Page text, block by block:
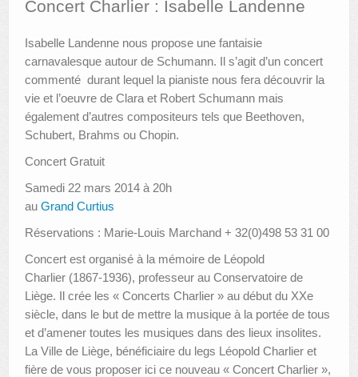
ANIMATIONS DES MUSÉES
PUBLICATIONS
LES APPELS À PROJETS
LE PORTAIL DES COLLECTIONS
Concert Charlier : Isabelle Landenne
Isabelle Landenne nous propose une fantaisie
carnavalesque autour de Schumann. Il s’agit d’un concert
commenté durant lequel la pianiste nous fera découvrir la
vie et l’oeuvre de Clara et Robert Schumann mais
également d’autres compositeurs tels que Beethoven,
Schubert, Brahms ou Chopin.
Concert Gratuit
Samedi 22 mars 2014 à 20h
au Grand Curtius
Réservations : Marie-Louis Marchand + 32(0)498 53 31 00
Concert est organisé à la mémoire de Léopold
Charlier (1867-1936), professeur au Conservatoire de
Liège. Il crée les « Concerts Charlier » au début du XXe
siècle, dans le but de mettre la musique à la portée de tous
et d’amener toutes les musiques dans des lieux insolites.
La Ville de Liège, bénéficiaire du legs Léopold Charlier et
fière de vous proposer ici ce nouveau « Concert Charlier »,